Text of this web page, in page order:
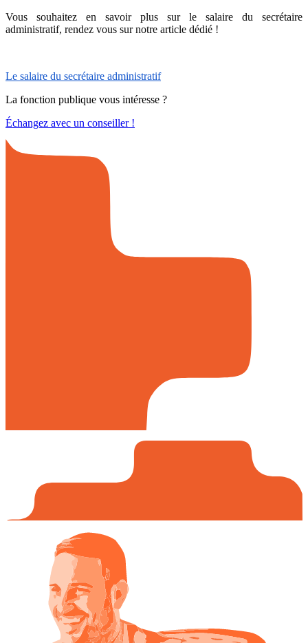
Vous souhaitez en savoir plus sur le salaire du secrétaire
administratif, rendez vous sur notre article dédié !
Le salaire du secrétaire administratif
La fonction publique vous intéresse ?
Échangez avec un conseiller !